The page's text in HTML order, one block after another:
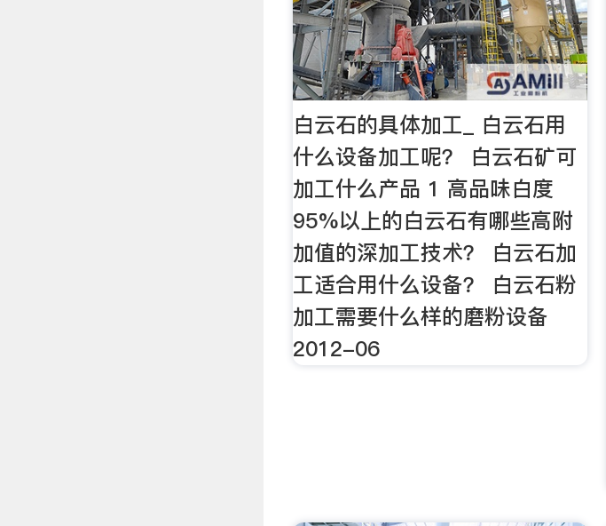
白云石的具体加工_ 白云石用
什么设备加工呢？ 白云石矿可
加工什么产品 1 高品味白度
95%以上的白云石有哪些高附
加值的深加工技术？ 白云石加
工适合用什么设备？ 白云石粉
加工需要什么样的磨粉设备
2012-06